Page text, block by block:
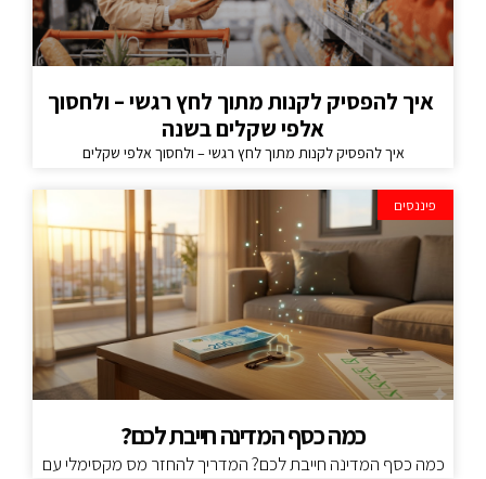
איך להפסיק לקנות מתוך לחץ רגשי – ולחסוך
אלפי שקלים בשנה
איך להפסיק לקנות מתוך לחץ רגשי – ולחסוך אלפי שקלים
פיננסים
כמה כסף המדינה חייבת לכם?
כמה כסף המדינה חייבת לכם? המדריך להחזר מס מקסימלי עם